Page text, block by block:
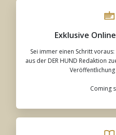
Exklusive
Sei immer einen Schritt
aus der DER HUND Redaktion
Veröffentlichung
Coming